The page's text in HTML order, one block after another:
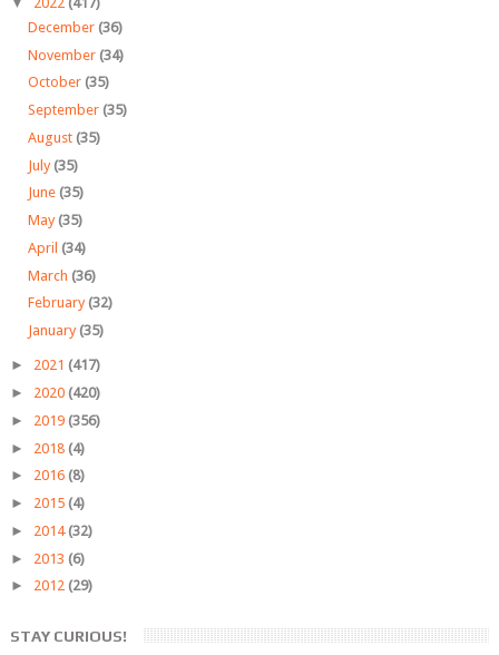
December (36)
November (34)
October (35)
September (35)
August (35)
July (35)
June (35)
May (35)
April (34)
March (36)
February (32)
January (35)
► 2021 (417)
► 2020 (420)
► 2019 (356)
► 2018 (4)
► 2016 (8)
► 2015 (4)
► 2014 (32)
► 2013 (6)
► 2012 (29)
STAY CURIOUS!